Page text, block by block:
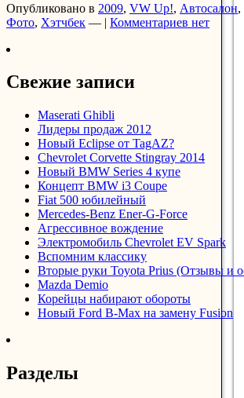
Опубликовано в 2009, VW Up!, Автосалон,
Фото, Хэтчбек — | Комментариев нет
Свежие записи
Maserati Ghibli
Лидеры продаж 2012
Новый Eclipse от TagAZ?
Chevrolet Corvette Stingray 2014
Новый BMW Series 4 купе
Концепт BMW i3 Coupe
Fiat 500 юбилейный
Mercedes-Benz Ener-G-Force
Агрессивное вождение
Электромобиль Chevrolet EV Spark
Вспомним классику
Вторые руки Toyota Prius (Отзывы и
Mazda Demio
Корейцы набирают обороты
Новый Ford B-Max на замену Fusion
Разделы